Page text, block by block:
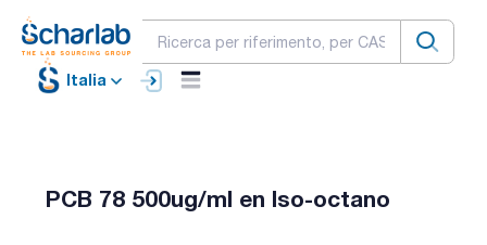
Italia
PCB 78 500ug/ml en Iso-octano